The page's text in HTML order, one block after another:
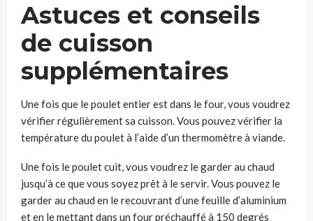
Astuces et conseils
de cuisson
supplémentaires
Une fois que le poulet entier est dans le four, vous voudrez
vérifier régulièrement sa cuisson. Vous pouvez vérifier la
température du poulet à l’aide d’un thermomètre à viande.
Une fois le poulet cuit, vous voudrez le garder au chaud
jusqu’à ce que vous soyez prêt à le servir. Vous pouvez le
garder au chaud en le recouvrant d’une feuille d’aluminium
et en le mettant dans un four préchauffé à 150 degrés